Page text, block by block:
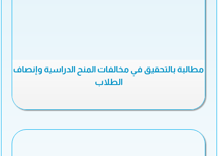
مطالبة بالتحقيق في مخالفات المنح الدراسية وإنصاف
الطلاب